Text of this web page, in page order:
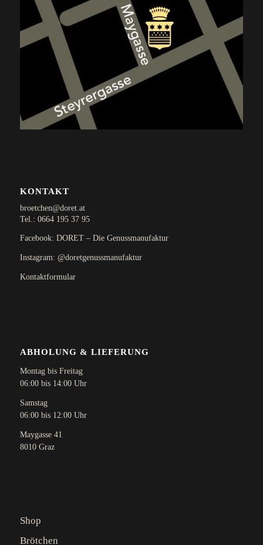
KONTAKT
broetchen@doret.at
Tel.: 0664 195 37 95
Facebook: DORET – Die Genussmanufaktur
Instagram: @doretgenussmanufaktur
Kontaktformular
ABHOLUNG & LIEFERUNG
Montag bis Freitag
06:00 bis 14:00 Uhr
Samstag
06:00 bis 12:00 Uhr
Maygasse 41
8010 Graz
Shop
Brötchen